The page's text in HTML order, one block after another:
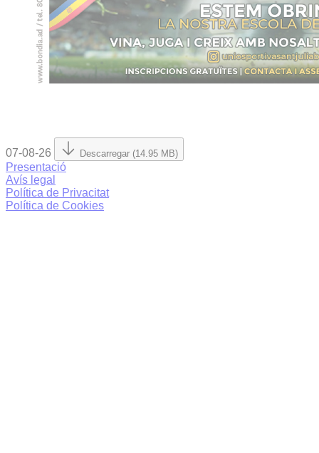
07-08-26 Descarregar (14.95 MB)
Presentació
Avís legal
Política de Privacitat
Política de Cookies